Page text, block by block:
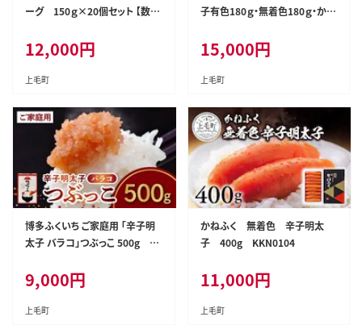
ーグ 150ｇ×20個セット 【数量
12,000円
上毛町
子有色180ｇ・無着色180ｇ・から
0202
15,000円
上毛町
博多ふくいち ご家庭用 「辛子明
太子 バラコ」つぶっこ 500g K
9,000円
上毛町
かねふく 無着色 辛子明太
子 400g KKN0104
11,000円
上毛町